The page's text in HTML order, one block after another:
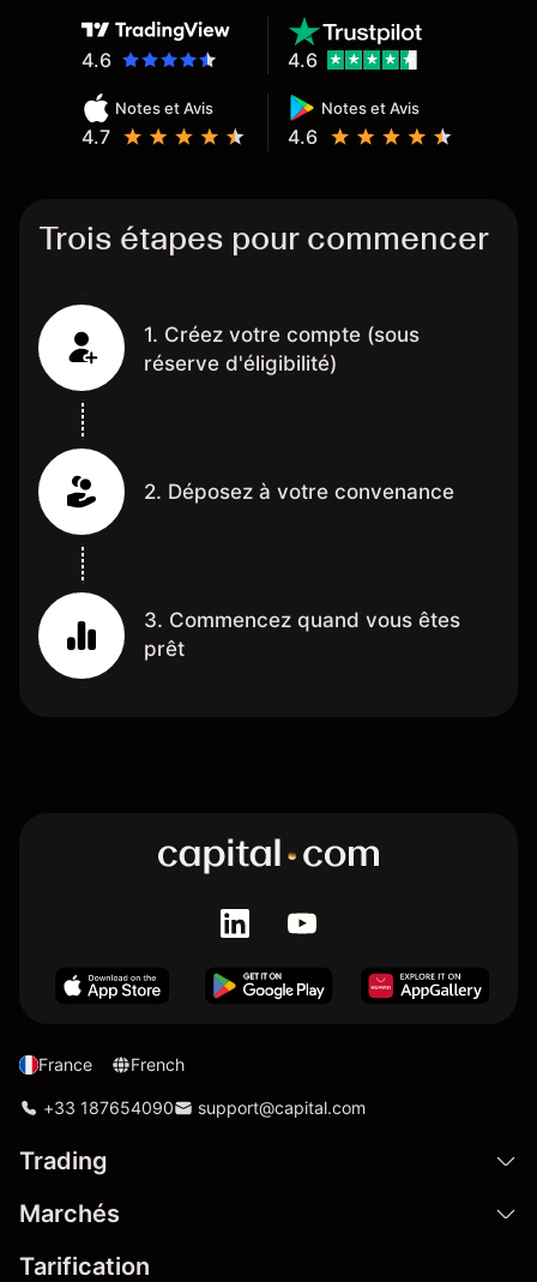
4.6
Notes et Avis
4.7
Notes et Avis
4.6
4.6
Trois étapes pour commencer
1. Créez votre compte (sous
réserve d'éligibilité)
2. Déposez à votre convenance
3. Commencez quand vous êtes
prêt
France French
+33 187654090 support@capital.com
Trading
Marchés
Tarification